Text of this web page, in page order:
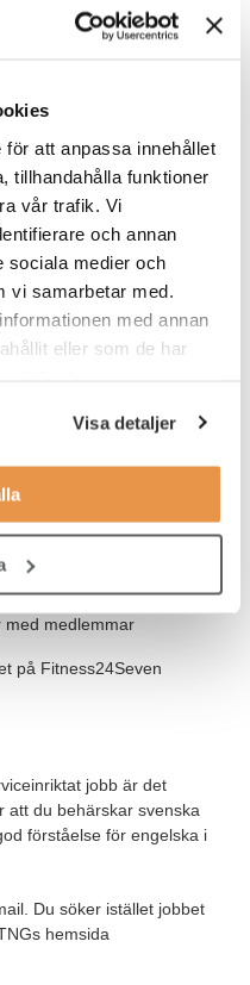
att anpassa innehållet
tillhandahålla funktioner
vår trafik. Vi
och annan
sociala medier och
vi samarbetar med.
med annan
eller som de har
Visa detaljer
manager, och under
som du behöver ha koll
arbetstider måndag till
så snart rätt person kan
introduktion som
på i rollen som Site
självständigt
situationer
med medlemmar
på Fitness24Seven
jobb är det
att du behärskar svenska
förståelse för engelska i
Du söker istället jobbet
hemsida